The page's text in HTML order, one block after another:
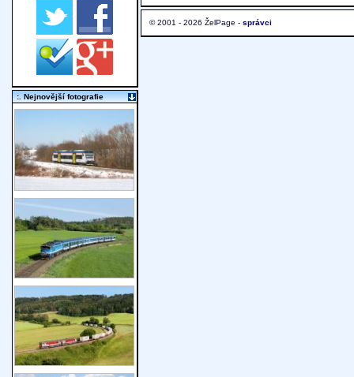
© 2001 - 2026 ŽelPage - správci
:. Nejnovější fotografie